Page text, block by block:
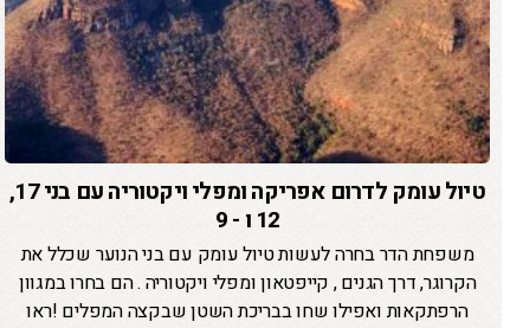
טיול עומק לדרום אפריקה ומפלי ויקטוריה עם בני 17,
12 ו - 9
משפחת הדר בחרה לעשות טיול עומק עם בני הנוער שכלל את
הקרוגר, דרך הגנים , קייפטאון ומפלי ויקטוריה . הם בחרו במגוון
הרפתקאות ואפילו שחו בבריכת השטן שבקצה המפלים !ראו